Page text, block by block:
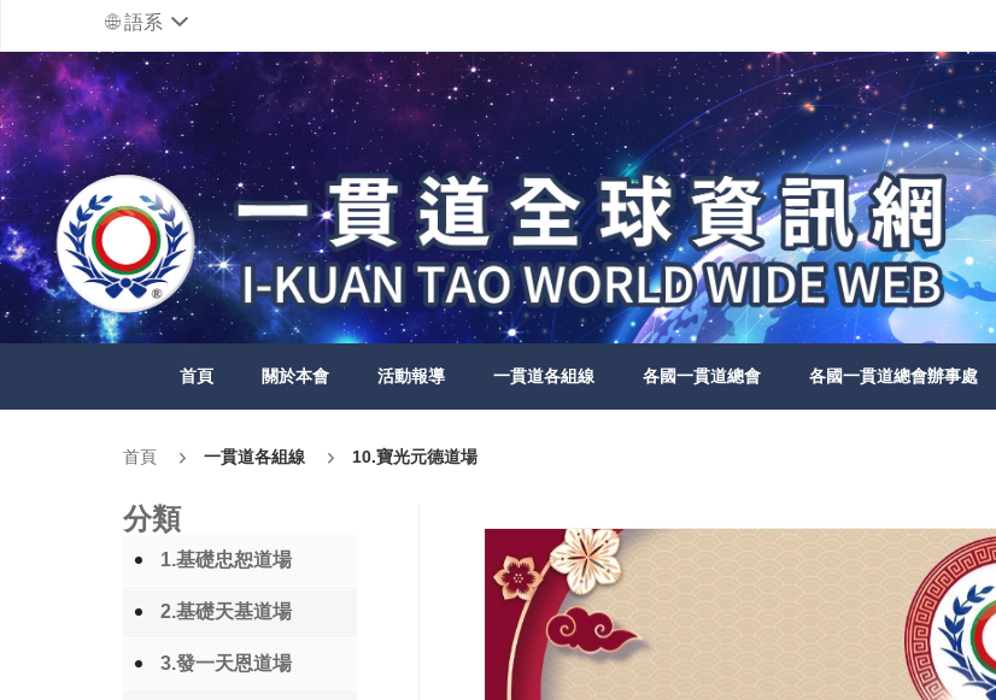
語系
首頁 關於本會 活動報導 一貫道各組線 各國一貫道總會 各國一貫道總會辦事處
首頁 一貫道各組線 10.寶光元德道場
分類
1.基礎忠恕道場
2.基礎天基道場
3.發一天恩道場